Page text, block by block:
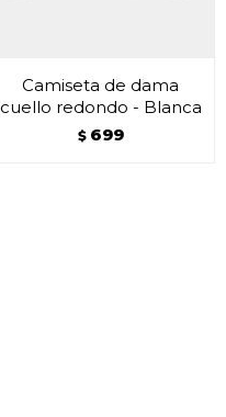
Camiseta de dama
cuello redondo - Blanca
$ 699